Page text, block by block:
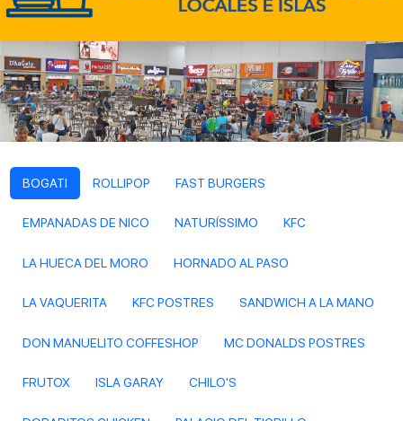
BOGATI ROLLIPOP FAST BURGERS
EMPANADAS DE NICO NATURÍSSIMO KFC
LA HUECA DEL MORO HORNADO AL PASO
LA VAQUERITA KFC POSTRES SANDWICH A LA MANO
DON MANUELITO COFFESHOP MC DONALDS POSTRES
FRUTOX ISLA GARAY CHILO'S